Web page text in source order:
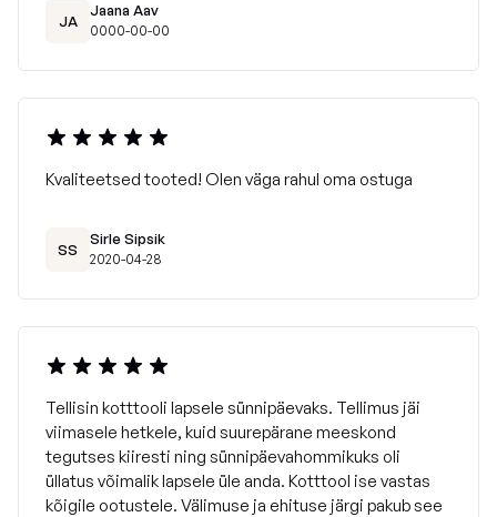
JA
Jaana Aav
0000-00-00
Kvaliteetsed tooted! Olen väga rahul oma ostuga
SS
Sirle Sipsik
2020-04-28
Tellisin kotttooli lapsele sünnipäevaks. Tellimus jäi
viimasele hetkele, kuid suurepärane meeskond
tegutses kiiresti ning sünnipäevahommikuks oli
üllatus võimalik lapsele üle anda. Kotttool ise vastas
kõigile ootustele. Välimuse ja ehituse järgi pakub see